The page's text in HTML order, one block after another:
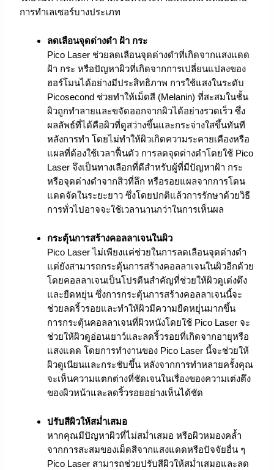
การทำเลเซอร์บางประเภท
ลดเลือนจุดด่างดำ ฝ้า กระ
Pico Laser ช่วยลดเลือนจุดด่างดำที่เกิดจากแสงแดด
ฝ้า กระ หรือปัญหาผิวที่เกิดจากการเปลี่ยนแปลงของ
ฮอร์โมนได้อย่างมีประสิทธิภาพ การใช้แสงในระดับ
Picosecond ช่วยทำให้เม็ดสี (Melanin) ที่สะสมในชั้น
ผิวถูกทำลายและขจัดออกจากผิวได้อย่างรวดเร็ว ซึ่ง
ผลลัพธ์ที่ได้คือผิวที่ดูสว่างขึ้นและกระจ่างใสขึ้นทันที
หลังการทำ โดยไม่ทำให้ผิวเกิดความระคายเคืองหรือ
แผลที่ต้องใช้เวลาฟื้นตัว การลดจุดด่างดำโดยใช้ Pico
Laser จึงเป็นทางเลือกที่ดีสำหรับผู้ที่มีปัญหาฝ้า กระ
หรือจุดด่างดำจากสิวที่ลึก หรือรอยแผลจากการโดน
แดดจัดในระยะยาว ซึ่งโดยปกติแล้วการรักษาด้วยวิธี
การทั่วไปอาจจะใช้เวลานานกว่าในการเห็นผล
กระตุ้นการสร้างคอลลาเจนในผิว
Pico Laser ไม่เพียงแค่ช่วยในการลดเลือนจุดด่างดำ
แต่ยังสามารถกระตุ้นการสร้างคอลลาเจนในผิวอีกด้วย
โดยคอลลาเจนเป็นโปรตีนสำคัญที่ช่วยให้ผิวดูเต่งตึง
และยืดหยุ่น ซึ่งการกระตุ้นการสร้างคอลลาเจนนี้จะ
ช่วยลดริ้วรอยและทำให้ผิวมีความยืดหยุ่นมากขึ้น
การกระตุ้นคอลลาเจนที่ผิวหนังโดยใช้ Pico Laser จะ
ช่วยให้ผิวดูอ่อนเยาว์และลดริ้วรอยที่เกิดจากอายุหรือ
แสงแดด โดยการทำงานของ Pico Laser นี้จะช่วยให้
ผิวดูเนียนและกระชับขึ้น หลังจากการทำหลายครั้งคุณ
จะเห็นความแตกต่างที่ชัดเจนในเรื่องของความเต่งตึง
ของผิวหน้าและลดริ้วรอยอย่างเห็นได้ชัด
ปรับสีผิวให้สม่ำเสมอ
หากคุณมีปัญหาผิวที่ไม่สม่ำเสมอ หรือผิวหมองคล้ำ
จากการสะสมของเม็ดสีจากแสงแดดหรือปัจจัยอื่น ๆ
Pico Laser สามารถช่วยปรับสีผิวให้สม่ำเสมอและลด